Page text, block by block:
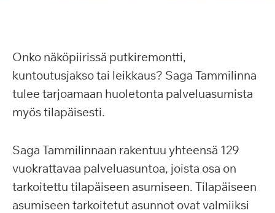
Onko näköpiirissä putkiremontti,
kuntoutusjakso tai leikkaus? Saga Tammilinna
tulee tarjoamaan huoletonta palveluasumista
myös tilapäisesti.
Saga Tammilinnaan rakentuu yhteensä 129
vuokrattavaa palveluasuntoa, joista osa on
tarkoitettu tilapäiseen asumiseen. Tilapäiseen
asumiseen tarkoitetut asunnot ovat valmiiksi